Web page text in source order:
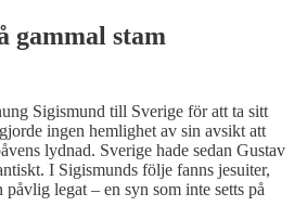
gammal stam
Sigismund till Sverige för att ta sitt
ingen hemlighet av sin avsikt att
lydnad. Sverige hade sedan Gustav
I Sigismunds följe fanns jesuiter,
legat – en syn som inte setts på